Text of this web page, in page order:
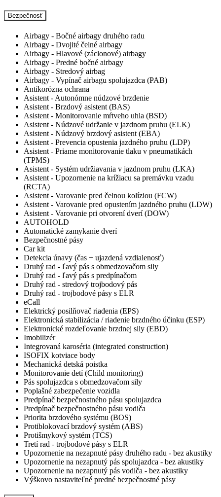
Bezpečnosť
Airbagy - Bočné airbagy druhého radu
Airbagy - Dvojité čelné airbagy
Airbagy - Hlavové (záclonové) airbagy
Airbagy - Predné bočné airbagy
Airbagy - Stredový airbag
Airbagy - Vypínač airbagu spolujazdca (PAB)
Antikorózna ochrana
Asistent - Autonómne núdzové brzdenie
Asistent - Brzdový asistent (BAS)
Asistent - Monitorovanie mŕtveho uhla (BSD)
Asistent - Núdzové udržanie v jazdnom pruhu (ELK)
Asistent - Núdzový brzdový asistent (EBA)
Asistent - Prevencia opustenia jazdného pruhu (LDP)
Asistent - Priame monitorovanie tlaku v pneumatikách
(TPMS)
Asistent - Systém udržiavania v jazdnom pruhu (LKA)
Asistent - Upozornenie na krížiacu sa premávku vzadu
(RCTA)
Asistent - Varovanie pred čelnou kolíziou (FCW)
Asistent - Varovanie pred opustením jazdného pruhu (LDW)
Asistent - Varovanie pri otvorení dverí (DOW)
AUTOHOLD
Automatické zamykanie dverí
Bezpečnostné pásy
Car kit
Detekcia únavy (čas + ujazdená vzdialenosť)
Druhý rad - ľavý pás s obmedzovačom sily
Druhý rad - ľavý pás s predpínačom
Druhý rad - stredový trojbodový pás
Druhý rad - trojbodové pásy s ELR
eCall
Elektrický posilňovač riadenia (EPS)
Elektronická stabilizácia / riadenie brzdného účinku (ESP)
Elektronické rozdeľovanie brzdnej sily (EBD)
Imobilizér
Integrovaná karoséria (integrated construction)
ISOFIX kotviace body
Mechanická detská poistka
Monitorovanie detí (Child monitoring)
Pás spolujazdca s obmedzovačom sily
Poplašné zabezpečenie vozidla
Predpínač bezpečnostného pásu spolujazdca
Predpínač bezpečnostného pásu vodiča
Priorita brzdového systému (BOS)
Protiblokovací brzdový systém (ABS)
Protišmykový systém (TCS)
Tretí rad - trojbodové pásy s ELR
Upozornenie na nezapnuté pásy druhého radu - bez akustiky
Upozornenie na nezapnutý pás spolujazdca - bez akustiky
Upozornenie na nezapnutý pás vodiča - bez akustiky
Výškovo nastaviteľné predné bezpečnostné pásy